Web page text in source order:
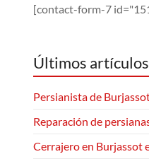
[contact-form-7
Últimos artículos
Persianista de
Reparación de
Cerrajero en Burjassot